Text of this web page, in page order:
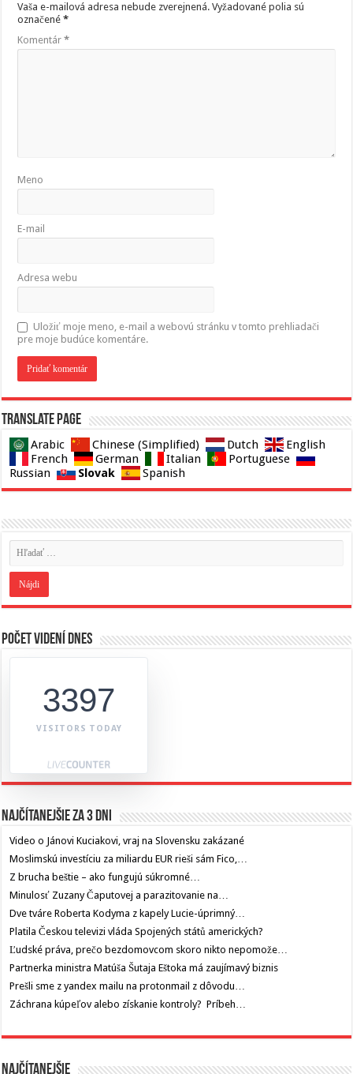
Vaša e-mailová adresa nebude zverejnená. Vyžadované polia sú
označené*
Komentár*
Meno
E-mail
Adresa webu
Uložiť moje meno, e-mail a webovú stránku v tomto prehliadači
pre moje budúce komentáre.
Translate page
Arabic Chinese (Simplified) Dutch
English
French
German Italian
Portuguese
Russian
Slovak Spanish
Počet videní dnes
3397
VISITORS TODAY
Najčítanejšie za 3 dni
Video o Jánovi Kuciakovi, vraj na Slovensku zakázané
Moslimskú investíciu za miliardu EUR rieši sám Fico,…
Z brucha beštie – ako fungujú súkromné…
Minulosť Zuzany Čaputovej a parazitovanie na…
Dve tváre Roberta Kodyma z kapely Lucie-úprimný…
Platila Českou televizi vláda Spojených států amerických?
Ľudské práva, prečo bezdomovcom skoro nikto nepomože…
Partnerka ministra Matúša Šutaja Eštoka má zaujímavý biznis
Prešli sme z yandex mailu na protonmail z dôvodu…
Záchrana kúpeľov alebo získanie kontroly? Príbeh…
Najčítanejšie